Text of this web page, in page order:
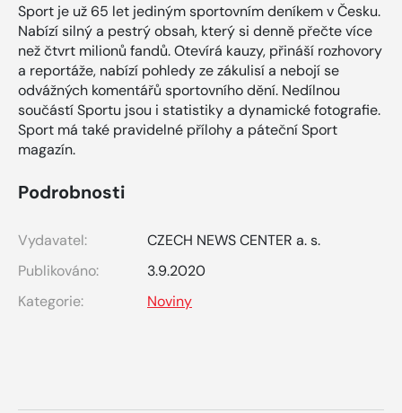
Sport je už 65 let jediným sportovním deníkem v Česku.
Nabízí silný a pestrý obsah, který si denně přečte více
než čtvrt milionů fandů. Otevírá kauzy, přináší rozhovory
a reportáže, nabízí pohledy ze zákulisí a nebojí se
odvážných komentářů sportovního dění. Nedílnou
součástí Sportu jsou i statistiky a dynamické fotografie.
Sport má také pravidelné přílohy a páteční Sport
magazín.
Podrobnosti
Vydavatel:
CZECH NEWS CENTER a. s.
Publikováno:
3.9.2020
Kategorie:
Noviny